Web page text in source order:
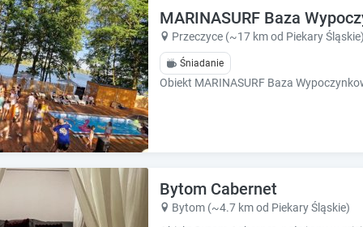
e
.
P
r
e
s
s
t
h
e
e
e
r
e
q
u
e
MARINASURF Baza
Przeczyce (~17 km od Piekary Śląskie)
Śniadanie
Bytom Cabernet
Bytom (~4.7 km od Piekary Śląskie)